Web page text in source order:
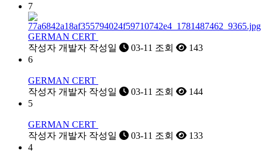
7
GERMAN CERT
작성자 개발자 작성일 03-11 조회
143
6
GERMAN CERT
작성자 개발자 작성일 03-11 조회
144
5
GERMAN CERT
작성자 개발자 작성일 03-11 조회
133
4